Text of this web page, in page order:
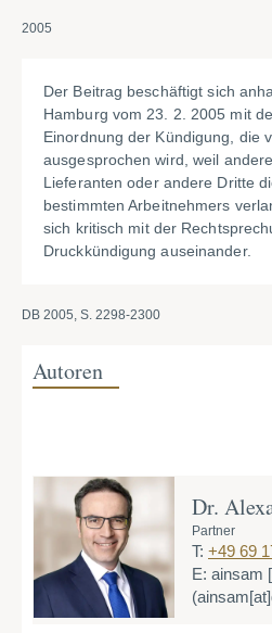
2005
Der Beitrag beschäftigt sich
Hamburg vom 23. 2. 2005 mit
Einordnung der Kündigung, die
ausgesprochen wird, weil
Lieferanten oder andere Dritte
bestimmten Arbeitnehmers
sich kritisch mit der
Druckkündigung auseinander.
DB 2005, S. 2298-2300
Autoren
Dr.
Partner
T: +49 69
E: ainsam